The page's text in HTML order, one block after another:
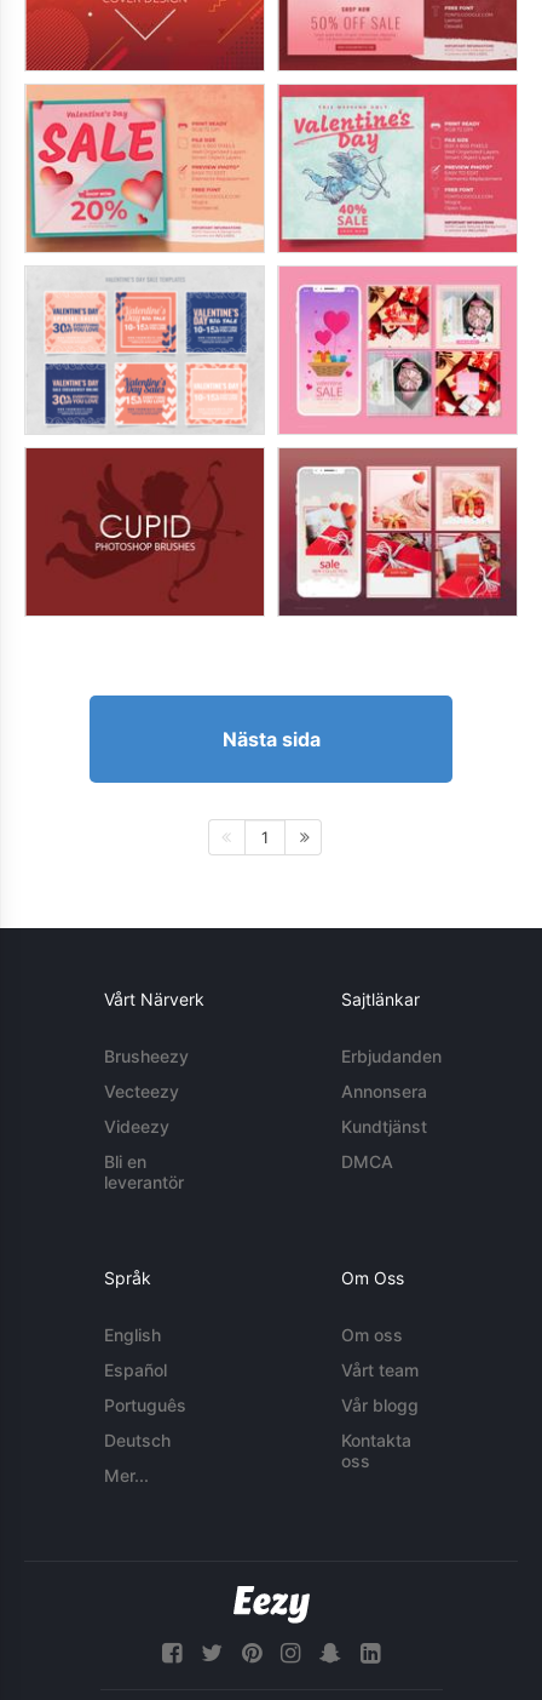
Nästa sida
1
Vårt Närverk
Brusheezy
Vecteezy
Videezy
Bli en
leverantör
Sajtlänkar
Erbjudanden
Annonsera
Kundtjänst
DMCA
Språk
English
Español
Português
Deutsch
Mer...
Om Oss
Om oss
Vårt team
Vår blogg
Kontakta
oss